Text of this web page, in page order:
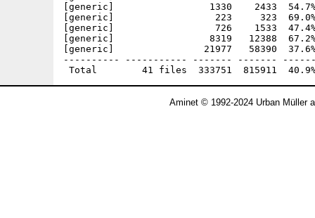
[generic]                 1330    2433  54.7% -
[generic]                  223     323  69.0% -
[generic]                  726    1533  47.4% -
[generic]                 8319   12388  67.2% -
[generic]                21977   58390  37.6% -
---------- ----------- ------- -------
Aminet © 1992-2024 Urban Müller